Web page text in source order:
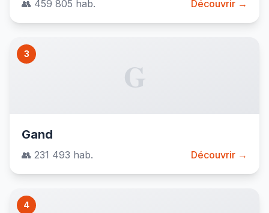
👥 459 805 hab. Découvrir →
3
G
Gand
👥 231 493 hab. Découvrir →
4